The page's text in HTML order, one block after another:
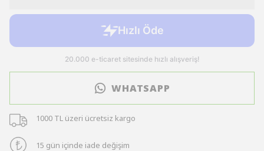
WHATSAPP
1000 TL üzeri ücretsiz kargo
15 gün içinde iade değişim